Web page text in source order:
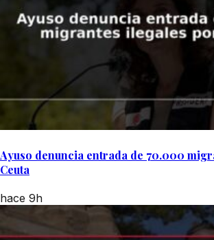
Ayuso denuncia entrada de 70.000
Ceuta
hace 9h